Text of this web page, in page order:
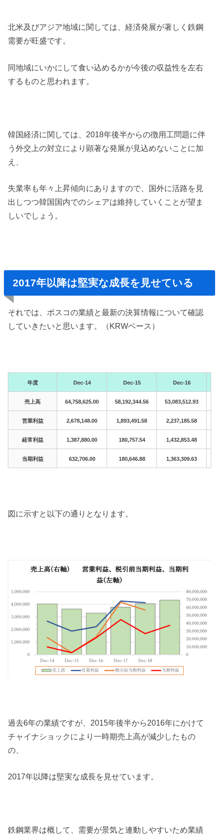
北米及びアジア地域に関しては、経済発展が著しく鉄鋼
需要が旺盛です。
同地域にいかにして食い込めるかが今後の収益性を左右
するものと思われます。
韓国経済に関しては、2018年後半からの徴用工問題に伴
う外交上の対立により顕著な発展が見込めないことに加
え、
失業率も年々上昇傾向にありますので、国外に活路を見
出しつつ韓国国内でのシェアは維持していくことが望ま
しいでしょう。
2017年以降は堅実な成長を見せている
それでは、ポスコの業績と最新の決算情報について確認
していきたいと思います。（KRWベース）
年度 Dec-14 Dec-15 Dec-16
売上高 64,758,625.00 58,192,344.56 53,083,512.93
営業利益 2,678,148.00 1,893,491.58 2,237,185.58
経常利益 1,387,880.00 180,757.54 1,432,853.48
当期利益 632,706.00 180,646.88 1,363,309.63
図に示すと以下の通りとなります。
過去6年の業績ですが、2015年後半から2016年にかけて
チャイナショックにより一時期売上高が減少したもの
の、
2017年以降は堅実な成長を見せています。
鉄鋼業界は概して、需要が景気と連動しやすいため業績